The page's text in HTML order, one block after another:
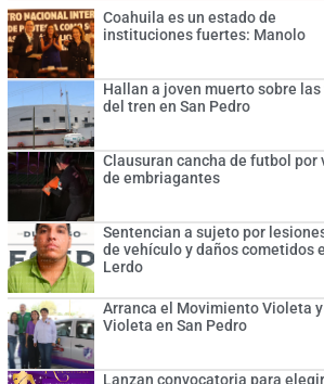
Coahuila es un estado de
instituciones fuertes: Manolo
Hallan a joven muerto sobre las
del tren en San Pedro
Clausuran cancha de futbol por
de embriagantes
Sentencian a sujeto por
de vehículo y daños cometidos
Lerdo
Arranca el Movimiento Violeta y
Violeta en San Pedro
Lanzan convocatoria para